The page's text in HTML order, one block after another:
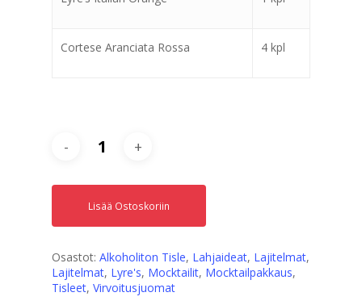
Cortese Aranciata Rossa 4 kpl
Lisää Ostoskoriin
Osastot: Alkoholiton Tisle, Lahjaideat, Lajitelmat,
Lajitelmat, Lyre's, Mocktailit, Mocktailpakkaus,
Tisleet, Virvoitusjuomat